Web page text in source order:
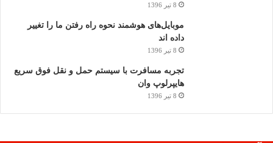
8 تیر 1396
موبایل‌های هوشمند نحوه راه رفتن ما را تغییر
داده اند
8 تیر 1396
تجربه مسافرت با سیستم حمل و نقل فوق سریع
هایپرلوپ وان
8 تیر 1396